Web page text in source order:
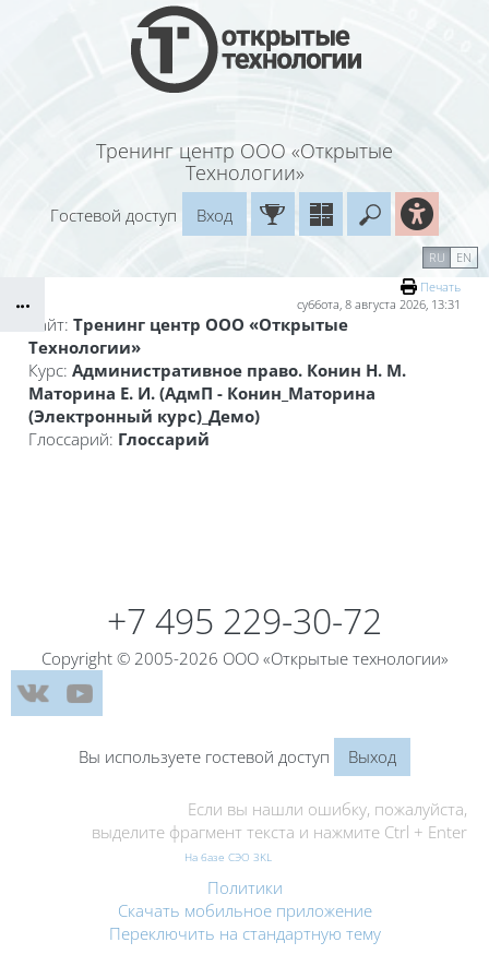
Перейти к основному содержанию
Тренинг центр ООО «Открытые
Технологии»
Введите
Гостевой доступ
Вход
Маршрут внедрения
RU EN
Печать
суббота, 8 августа 2026, 13:31
Сайт: Тренинг центр ООО «Открытые
Технологии»
Курс: Административное право. Конин Н. М.
Маторина Е. И. (АдмП - Конин_Маторина
(Электронный курс)_Демо)
Глоссарий: Глоссарий
+7 495 229-30-72
Copyright © 2005-2026 ООО «Открытые технологии»
Вы используете гостевой доступ Выход
Если вы нашли ошибку, пожалуйста,
выделите фрагмент текста и нажмите Ctrl + Enter
На базе СЭО 3KL
Политики
Скачать мобильное приложение
Переключить на стандартную тему